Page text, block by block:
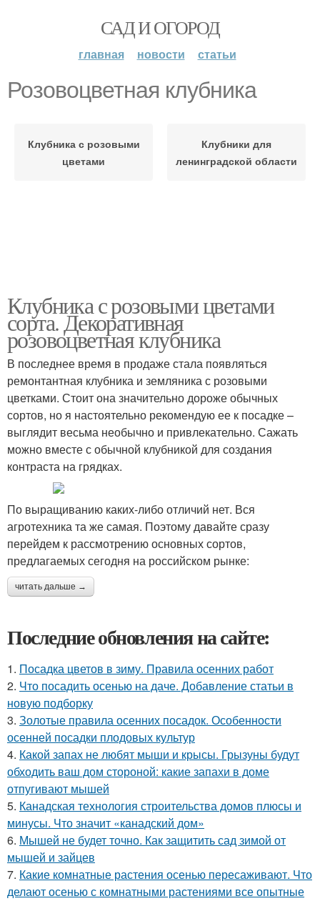
САД И ОГОРОД
главная новости статьи
Розовоцветная клубника
Клубника с розовыми
цветами
Клубники для
ленинградской области
Клубника с розовыми цветами
сорта. Декоративная
розовоцветная клубника
В последнее время в продаже стала появляться
ремонтантная клубника и земляника с розовыми
цветками. Стоит она значительно дороже обычных
сортов, но я настоятельно рекомендую ее к посадке –
выглядит весьма необычно и привлекательно. Сажать
можно вместе с обычной клубникой для создания
контраста на грядках.
По выращиванию каких-либо отличий нет. Вся
агротехника та же самая. Поэтому давайте сразу
перейдем к рассмотрению основных сортов,
предлагаемых сегодня на российском рынке:
читать дальше →
Последние обновления на сайте:
1. Посадка цветов в зиму. Правила осенних работ
2. Что посадить осенью на даче. Добавление статьи в
новую подборку
3. Золотые правила осенних посадок. Особенности
осенней посадки плодовых культур
4. Какой запах не любят мыши и крысы. Грызуны будут
обходить ваш дом стороной: какие запахи в доме
отпугивают мышей
5. Канадская технология строительства домов плюсы и
минусы. Что значит «канадский дом»
6. Мышей не будет точно. Как защитить сад зимой от
мышей и зайцев
7. Какие комнатные растения осенью пересаживают. Что
делают осенью с комнатными растениями все опытные